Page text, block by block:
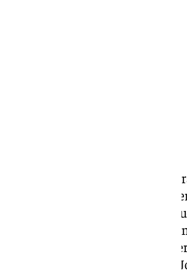
El Granada CF ya tiene fecha
granadino ha confirmado que
concretamente, el lunes día 6,
médicos a la primera plantilla
siguiente, el martes 7 de julio,
para la plantilla entrenada por